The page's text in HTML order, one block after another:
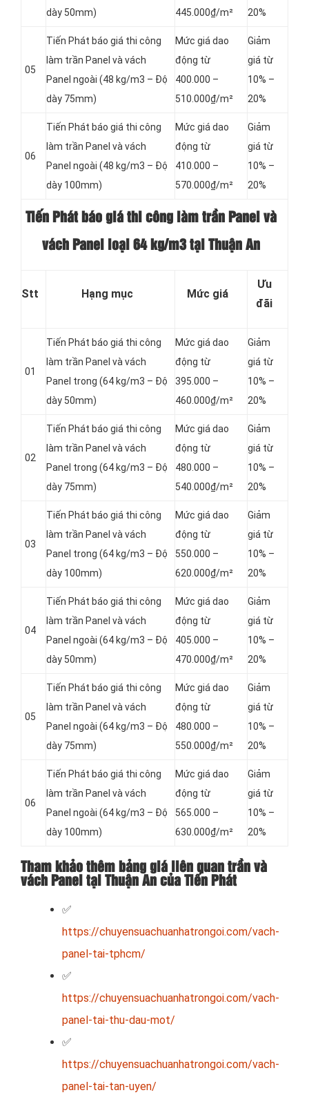
dày 50mm)
445.000₫/m²
20%
05
Tiến Phát báo giá thi công
làm trần Panel và vách
Panel ngoài (48 kg/m3 – Độ
dày 75mm)
Mức giá dao
động từ
400.000 –
510.000₫/m²
Giảm
giá từ
10% –
20%
06
Tiến Phát báo giá thi công
làm trần Panel và vách
Panel ngoài (48 kg/m3 – Độ
dày 100mm)
Mức giá dao
động từ
410.000 –
570.000₫/m²
Giảm
giá từ
10% –
20%
Tiến Phát báo giá thi công làm trần Panel và
vách Panel loại 64 kg/m3 tại Thuận An
Stt Hạng mục Mức giá
Ưu
đãi
01
Tiến Phát báo giá thi công
làm trần Panel và vách
Panel trong (64 kg/m3 – Độ
dày 50mm)
Mức giá dao
động từ
395.000 –
460.000₫/m²
Giảm
giá từ
10% –
20%
02
Tiến Phát báo giá thi công
làm trần Panel và vách
Panel trong (64 kg/m3 – Độ
dày 75mm)
Mức giá dao
động từ
480.000 –
540.000₫/m²
Giảm
giá từ
10% –
20%
03
Tiến Phát báo giá thi công
làm trần Panel và vách
Panel trong (64 kg/m3 – Độ
dày 100mm)
Mức giá dao
động từ
550.000 –
620.000₫/m²
Giảm
giá từ
10% –
20%
04
Tiến Phát báo giá thi công
làm trần Panel và vách
Panel ngoài (64 kg/m3 – Độ
dày 50mm)
Mức giá dao
động từ
405.000 –
470.000₫/m²
Giảm
giá từ
10% –
20%
05
Tiến Phát báo giá thi công
làm trần Panel và vách
Panel ngoài (64 kg/m3 – Độ
dày 75mm)
Mức giá dao
động từ
480.000 –
550.000₫/m²
Giảm
giá từ
10% –
20%
06
Tiến Phát báo giá thi công
làm trần Panel và vách
Panel ngoài (64 kg/m3 – Độ
dày 100mm)
Mức giá dao
động từ
565.000 –
630.000₫/m²
Giảm
giá từ
10% –
20%
Tham khảo thêm bảng giá liên quan trần và
vách Panel tại Thuận An của Tiến Phát
✅
https://chuyensuachuanhatrongoi.com/vach-
panel-tai-tphcm/
✅
https://chuyensuachuanhatrongoi.com/vach-
panel-tai-thu-dau-mot/
✅
https://chuyensuachuanhatrongoi.com/vach-
panel-tai-tan-uyen/